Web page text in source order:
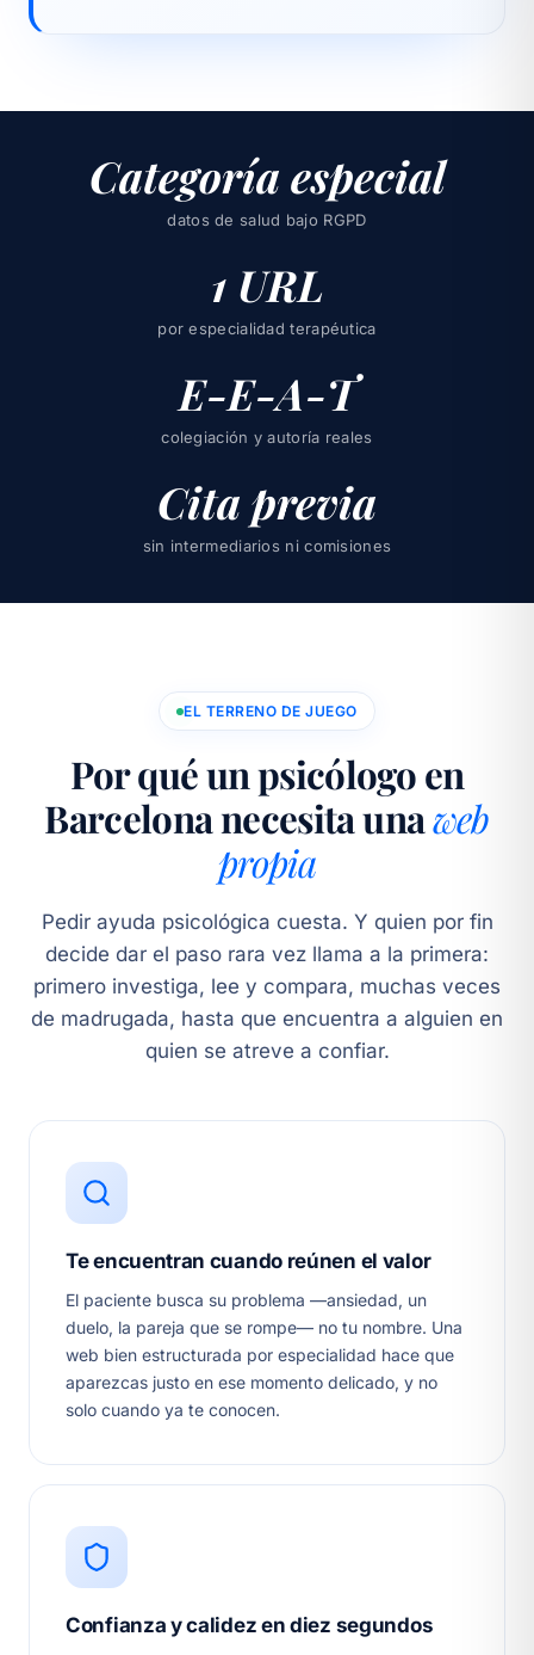
Categoría especial
datos de salud bajo RGPD
1 URL
por especialidad terapéutica
E-E-A-T
colegiación y autoría reales
Cita previa
sin intermediarios ni comisiones
EL TERRENO DE JUEGO
Por qué un psicólogo en
Barcelona necesita unaweb
propia
Pedir ayuda psicológica cuesta. Y quien por fin
decide dar el paso rara vez llama a la primera:
primero investiga, lee y compara, muchas veces
de madrugada, hasta que encuentra a alguien en
quien se atreve a confiar.
Te encuentran cuando reúnen el valor
El paciente busca su problema —ansiedad, un
duelo, la pareja que se rompe— no tu nombre. Una
web bien estructurada por especialidad hace que
aparezcas justo en ese momento delicado, y no
solo cuando ya te conocen.
Confianza y calidez en diez segundos